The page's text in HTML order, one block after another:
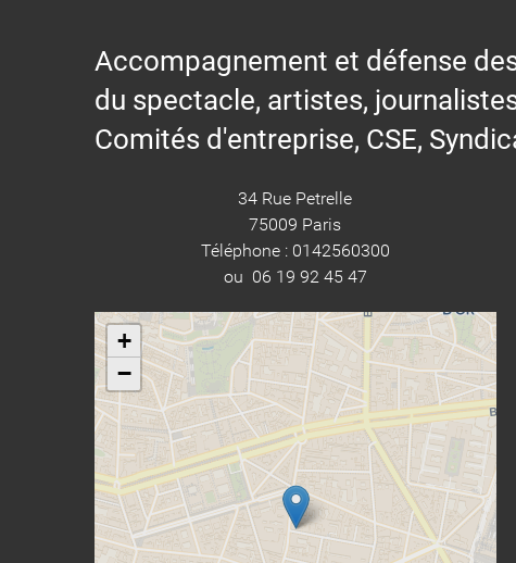
Accompagnement et défense
du spectacle, artistes,
Comités d'entreprise, CSE,
34 Rue Petrelle
75009 Paris
Téléphone : 0142560300
ou 06 19 92 45 47
+
−